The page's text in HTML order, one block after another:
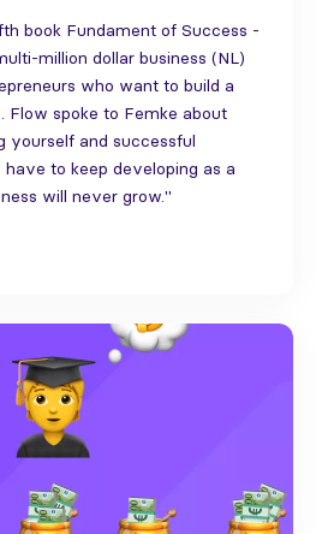
book Fundament of Success -
million dollar business (NL)
who want to build a
Flow spoke to Femke about
yourself and successful
to keep developing as a
will never grow."